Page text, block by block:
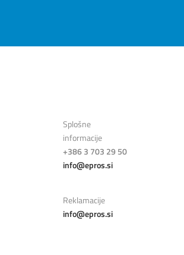
Splošne
informacije
+386 3 703 29 50
info@epros.si
Reklamacije
info@epros.si